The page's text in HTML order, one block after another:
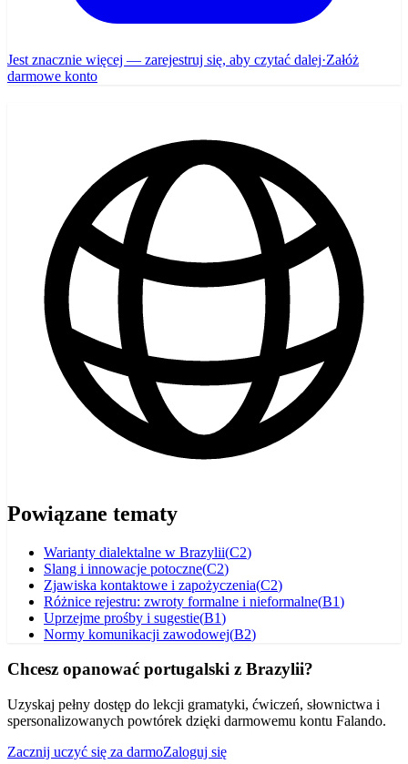
Jest znacznie więcej — zarejestruj się, aby czytać dalej·Załóż
darmowe konto
Powiązane tematy
Warianty dialektalne w Brazylii(C2)
Slang i innowacje potoczne(C2)
Zjawiska kontaktowe i zapożyczenia(C2)
Różnice rejestru: zwroty formalne i nieformalne(B1)
Uprzejme prośby i sugestie(B1)
Normy komunikacji zawodowej(B2)
Chcesz opanować portugalski z Brazylii?
Uzyskaj pełny dostęp do lekcji gramatyki, ćwiczeń, słownictwa i
spersonalizowanych powtórek dzięki darmowemu kontu Falando.
Zacznij uczyć się za darmoZaloguj się